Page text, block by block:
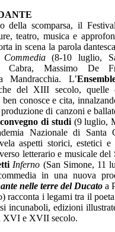
della scomparsa, il
teatro, musica e
in scena la parola
(8-10 luglio,
Cabra, Massimo De
Mandracchia. L’
del XIII secolo,
conosce e cita,
di canzoni e
convegno di studi(9 luglio,
Nazionale di
aspetti storici, estetici e
letterario e musicale del
Inferno (San Simone, 11
in una nuova
nelle terre del Ducato a
racconta i legami tra il
incunaboli, edizioni
XVI e XVII secolo.